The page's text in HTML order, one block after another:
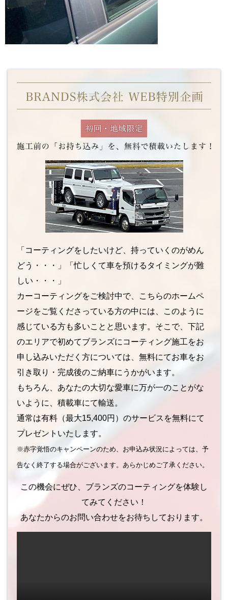
「コーティングをしたいけど、持っていくのがめん
どう・・・」「忙しくて車を預けるタイミングが難
しい・・・」
カーコーティングをご検討中で、こちらのホームペ
ージをご覧くださっている方の中には、このように
感じている方も多いことと思います。そこで、下記
のエリアで初めてブランズにコーティング施工をお
申し込みいただく方については、無料にてお車をお
引き取り・完成後のご納車にうかがいます。
もちろん、あなたの大切な愛車に万が一のことがな
いように、積載車にて輸送。
通常は有料（最大15,400円）のサービスを無料にて
プレゼントいたします。
※赤字覚悟のキャンペーンのため、お申込み状況によっては、予
告なく終了する場合がございます。あらかじめご了承ください。
この機会にぜひ、ブランズのコーティングを体験し
てみてください！
あなたからのお問い合わせをお待ちしております。